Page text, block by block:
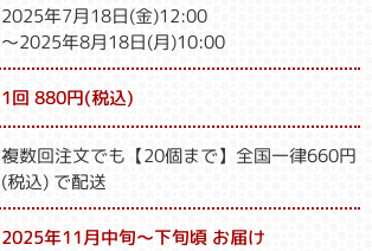
2025年7月18日(金)12:00
～2025年8月18日(月)10:00
1回 880円(税込)
複数回注文でも【20個まで】全国一律660円
(税込) で配送
2025年11月中旬～下旬頃 お届け